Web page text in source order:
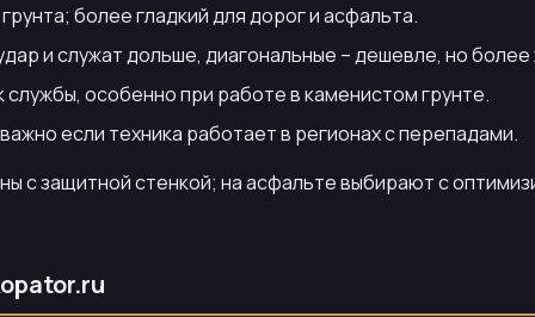
более гладкий для дорог и асфальта.
и служат дольше, диагональные – дешевле, но
особенно при работе в каменистом грунте.
если техника работает в регионах с перепадами.
с защитной стенкой; на асфальте выбирают с